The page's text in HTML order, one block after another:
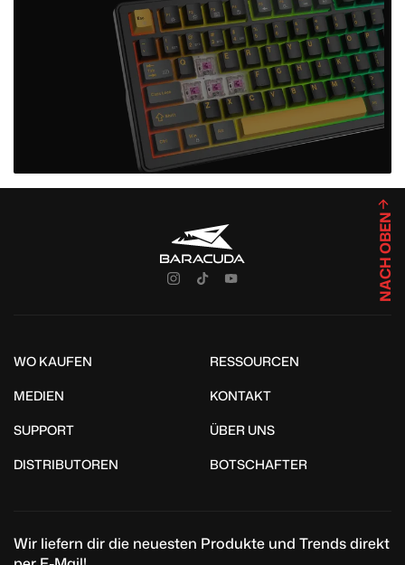
WO KAUFEN
RESSOURCEN
MEDIEN
KONTAKT
SUPPORT
ÜBER UNS
DISTRIBUTOREN
BOTSCHAFTER
Wir liefern dir die neuesten Produkte und Trends direkt
NACH OBEN